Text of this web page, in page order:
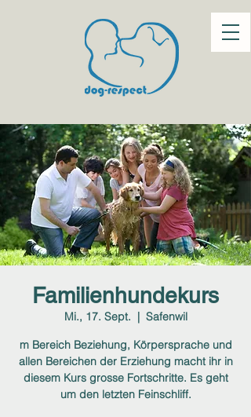
Familienhundekurs
Mi., 17. Sept.
  |
Safenwil
m Bereich Beziehung, Körpersprache und
allen Bereichen der Erziehung macht ihr in
diesem Kurs grosse Fortschritte. Es geht
um den letzten Feinschliff.